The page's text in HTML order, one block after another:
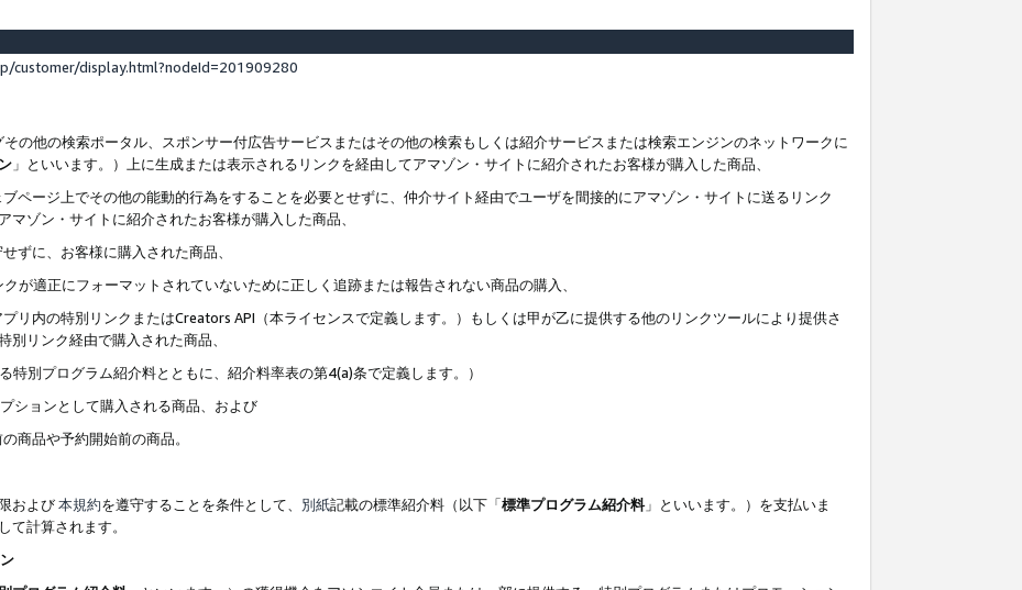
customer/display.html?nodeId=201909280
の他の検索ポータル、スポンサー付広告サービスまたはその他の検索もしくは紹介サービスまたは検索エンジンのネットワークに
」といいます。）上に生成または表示されるリンクを経由してアマゾン・サイトに紹介されたお客様が購入した商品、
ページ上でその他の能動的行為をすることを必要とせずに、仲介サイト経由でユーザを間接的にアマゾン・サイトに送るリンク
マゾン・サイトに紹介されたお客様が購入した商品、
ずに、お客様に購入された商品、
が適正にフォーマットされていないために正しく追跡または報告されない商品の購入、
リ内の特別リンクまたはCreators API（本ライセンスで定義します。）もしくは甲が乙に提供する他のリンクツールにより提供さ
リンク経由で購入された商品、
特別プログラム紹介料とともに、紹介料率表の第4(a)条で定義します。）
ションとして購入される商品、および
商品や予約開始前の商品。
および本規約を遵守することを条件として、 別紙記載の標準紹介料（以下「標準プログラム紹介料」といいます。）を支払いま
て計算されます。